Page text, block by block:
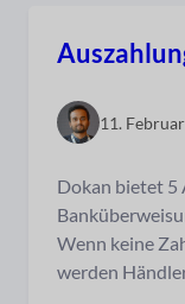
11.
Dokan bietet 5
Wenn keine
werden